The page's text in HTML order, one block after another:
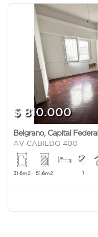
$ 810.000
Belgrano, Capital Federal
AV CABILDO 400
51.6m2 51.6m2 1